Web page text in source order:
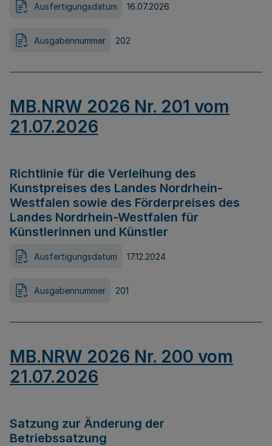
Ausfertigungsdatum 16.07.2026
Ausgabennummer 202
MB.NRW 2026 Nr. 201 vom
21.07.2026
Richtlinie für die Verleihung des
Kunstpreises des Landes Nordrhein-
Westfalen sowie des Förderpreises des
Landes Nordrhein-Westfalen für
Künstlerinnen und Künstler
Ausfertigungsdatum 17.12.2024
Ausgabennummer 201
MB.NRW 2026 Nr. 200 vom
21.07.2026
Satzung zur Änderung der
Betriebssatzung